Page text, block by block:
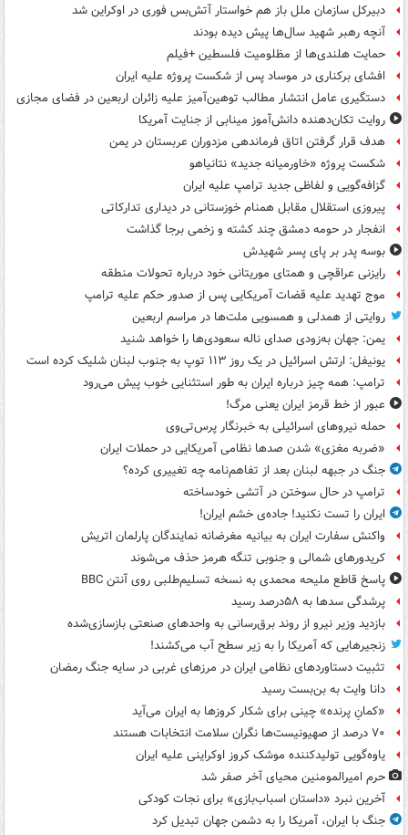
دبیرکل سازمان ملل باز هم خواستار آتش‌بس فوری در اوکراین شد
آنچه رهبر شهید سال‌ها پیش دیده بودند
حمایت هلندی‌ها از مظلومیت فلسطین +فیلم
افشای برکناری در موساد پس از شکست پروژه علیه ایران
دستگیری عامل انتشار مطالب توهین‌آمیز علیه زائران اربعین در فضای مجازی
روایت تکان‌دهنده دانش‌آموز مینابی از جنایت آمریکا
هدف قرار گرفتن اتاق‌ فرماندهی مزدوران عربستان در یمن
شکست پروژه «خاورمیانه جدید» نتانیاهو
گزافه‌گویی و لفاظی جدید ترامپ علیه ایران
پیروزی استقلال مقابل همنام خوزستانی در دیداری تدارکاتی
انفجار در حومه دمشق چند کشته و زخمی برجا گذاشت
بوسه‌ پدر بر پای پسر شهیدش
رایزنی عراقچی و همتای موریتانی خود درباره تحولات منطقه
موج تهدید علیه قضات آمریکایی پس از صدور حکم علیه ترامپ
روایتی از همدلی و همسویی ملت‌ها در مراسم اربعین
یمن: جهان به‌زودی صدای ناله سعودی‌ها را خواهد شنید
یونیفل: ارتش اسرائیل در یک روز ۱۱۳ توپ به جنوب لبنان شلیک کرده است
ترامپ: همه چیز درباره ایران به طور استثنایی خوب پیش می‌رود
عبور از خط قرمز ایران یعنی مرگ!
حمله نیروهای اسرائیلی به خبرنگار پرس‌تی‌وی
«ضربه مغزی» شدن صدها نظامی آمریکایی در حملات ایران
جنگ در جبهه لبنان بعد از تفاهم‌نامه چه تغییری کرده؟
ترامپ در حال سوختن در آتشی خودساخته
ایران را تست نکنید! جاده‌ی خشم ایران!
واکنش سفارت ایران به بیانیه مغرضانه نمایندگان پارلمان اتریش
کریدورهای شمالی و جنوبی تنگه هرمز حذف می‌شوند
پاسخ قاطع ملیحه محمدی به نسخه تسلیم‌طلبی روی آنتن BBC
پرشدگی سدها به ۵۸درصد رسید
بازدید وزیر نیرو از روند برق‌رسانی به واحدهای صنعتی بازسازی‌شده
زنجیرهایی که آمریکا را به زیر سطح آب می‌کشند!
تثبیت دستاوردهای نظامی ایران در مرزهای غربی در سایه جنگ رمضان
دانا وایت به بن‌بست رسید
«کمانِ پرنده» چینی برای شکار کروزها به ایران می‌آید
۷۰ درصد از صهیونیست‌ها نگران سلامت انتخابات هستند
یاوه‌گویی تولیدکننده موشک کروز اوکراینی علیه ایران
حرم امیرالمومنین محیای آخر صفر شد
آخرین نبرد «داستان اسباب‌بازی» برای نجات کودکی
جنگ با ایران، آمریکا را به دشمن جهان تبدیل کرد